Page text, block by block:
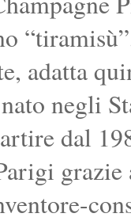
adatta
negli
dal